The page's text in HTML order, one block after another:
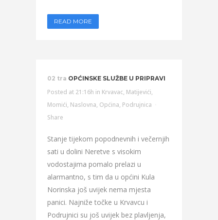
READ MORE
02 tra OPĆINSKE SLUŽBE U PRIPRAVI
Posted at 21:16h in Krvavac, Matijevići,
Momići, Naslovna, Općina, Podrujnica
Share
Stanje tijekom popodnevnih i večernjih
sati u dolini Neretve s visokim
vodostajima pomalo prelazi u
alarmantno, s tim da u općini Kula
Norinska još uvijek nema mjesta
panici. Najniže točke u Krvavcu i
Podrujnici su još uvijek bez plavljenja,